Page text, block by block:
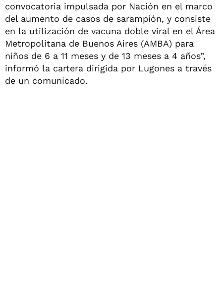
convocatoria impulsada por Nación en el marco
del aumento de casos de sarampión, y consiste
en la utilización de vacuna doble viral en el Área
Metropolitana de Buenos Aires (AMBA) para
niños de 6 a 11 meses y de 13 meses a 4 años”,
informó la cartera dirigida por Lugones a través
de un comunicado.